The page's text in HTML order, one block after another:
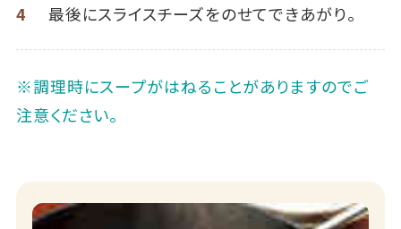
4 最後にスライスチーズをのせてできあがり。
※調理時にスープがはねることがありますのでご
注意ください。